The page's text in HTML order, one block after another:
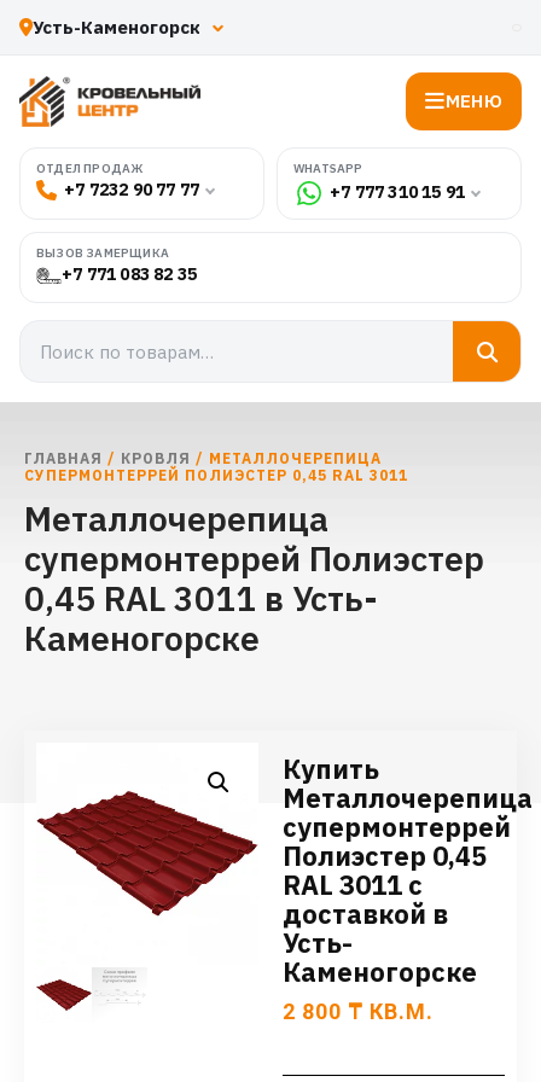
МЕНЮ
ОТДЕЛ ПРОДАЖ
+7 7232 90 77 77
WHATSAPP
+7 777 310 15 91
ВЫЗОВ ЗАМЕРЩИКА
+7 771 083 82 35
ГЛАВНАЯ / КРОВЛЯ / МЕТАЛЛОЧЕРЕПИЦА
СУПЕРМОНТЕРРЕЙ ПОЛИЭСТЕР 0,45 RAL 3011
Металлочерепица
супермонтеррей Полиэстер
0,45 RAL 3011 в Усть-
Каменогорске
Купить
Металлочерепица
супермонтеррей
Полиэстер 0,45
RAL 3011 с
доставкой в
Усть-
Каменогорске
2 800 ₸ КВ.М.